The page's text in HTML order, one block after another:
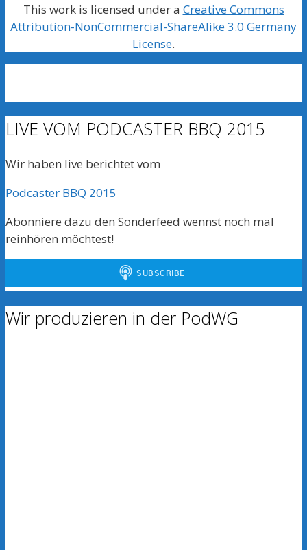
This work is licensed under a Creative Commons
Attribution-NonCommercial-ShareAlike 3.0 Germany
License.
LIVE VOM PODCASTER BBQ 2015
Wir haben live berichtet vom
Podcaster BBQ 2015
Abonniere dazu den Sonderfeed wennst noch mal
reinhören möchtest!
Wir produzieren in der PodWG